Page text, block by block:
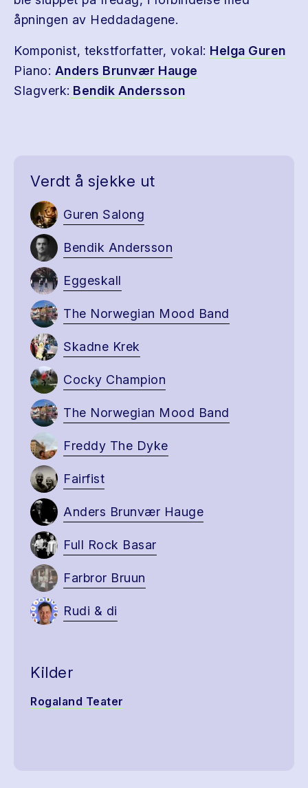
åpningen av Heddadagene.
Komponist, tekstforfatter, vokal: Helga Guren
Piano: Anders Brunvær Hauge
Slagverk: Bendik Andersson
Verdt å sjekke ut
Guren Salong
Bendik Andersson
Eggeskall
The Norwegian Mood Band
Skadne Krek
Cocky Champion
The Norwegian Mood Band
Freddy The Dyke
Fairfist
Anders Brunvær Hauge
Full Rock Basar
Farbror Bruun
Rudi & di
Kilder
Rogaland Teater